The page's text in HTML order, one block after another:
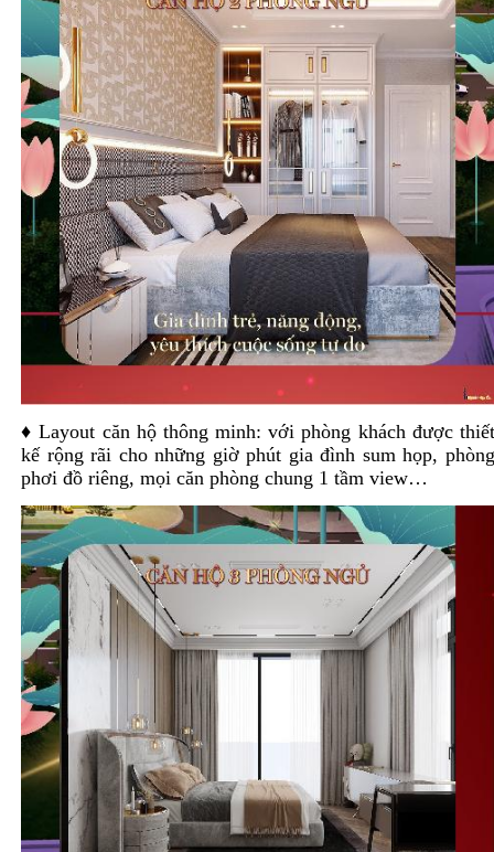
♦ Layout căn hộ thông minh: với phòng khách được
kế rộng rãi cho những giờ phút gia đình sum họp,
phơi đồ riêng, mọi căn phòng chung 1 tầm view…